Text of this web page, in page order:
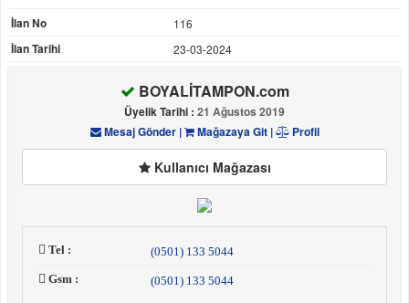
İlan No
116
İlan Tarihi 23-03-2024
BOYALİTAMPON.com
Üyelik Tarihi : 21 Ağustos 2019
Mesaj Gönder| Mağazaya Git| Profil
Kullanıcı Mağazası
Tel :
(0501) 133 5044
Gsm :
(0501) 133 5044